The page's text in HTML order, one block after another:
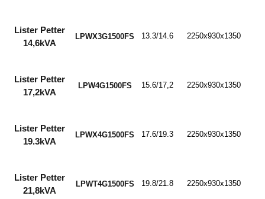
Lister Petter
14,6kVA
LPWX3G1500FS 13.3/14.6 2250x930x1350
Lister Petter
17,2kVA
LPW4G1500FS 15.6/17,2 2250x930x1350
Lister Petter
19.3kVA
LPWX4G1500FS 17.6/19.3 2250x930x1350
Lister Petter
21,8kVA
LPWT4G1500FS 19.8/21.8 2250x930x1350